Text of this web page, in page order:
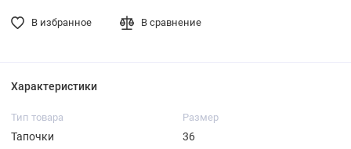
В избранное В сравнение
Характеристики
Тип товара
Тапочки
Размер
36